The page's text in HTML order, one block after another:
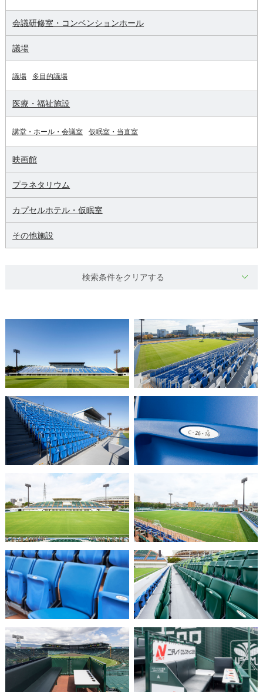
会議研修室・コンベンションホール
議場
議場 多目的議場
医療・福祉施設
講堂・ホール・会議室 仮眠室・当直室
映画館
プラネタリウム
カプセルホテル・仮眠室
その他施設
検索条件をクリアする